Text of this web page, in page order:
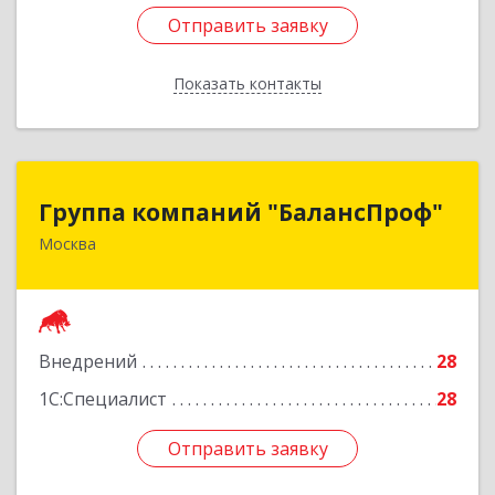
Отправить заявку
Показать контакты
Отправить заявку
Назад
Группа компаний "БалансПроф"
Москва
Внедрений
28
1С:Специалист
28
Отправить заявку
Группа компаний "БалансПроф"
127238, Москва г, Локомотивный проезд, дом
Отправить заявку